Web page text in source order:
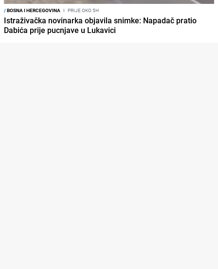
/BOSNA I HERCEGOVINA I PRIJE OKO 5H
Istraživačka novinarka objavila snimke: Napadač pratio
Dabića prije pucnjave u Lukavici